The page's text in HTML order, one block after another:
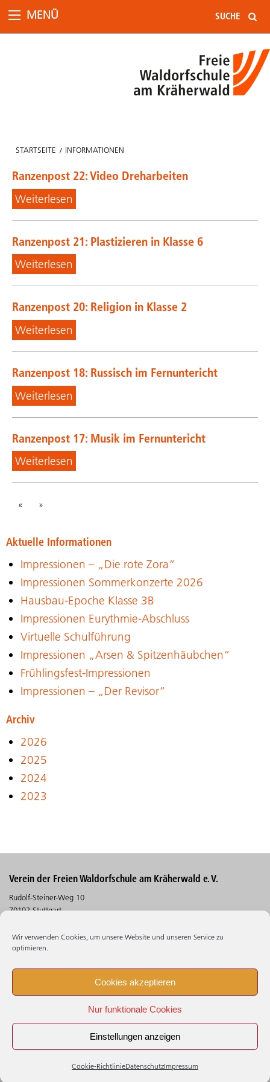
Wir verwenden Cookies, um unsere Website und unseren Service zu
optimieren.
Cookies akzeptieren
Nur funktionale Cookies
Einstellungen anzeigen
Cookie-RichtlinieDatenschutzImpressum
MENÜ
STARTSEITE INFORMATIONEN
Ranzenpost 22: Video Dreharbeiten
Weiterlesen
Ranzenpost 21: Plastizieren in Klasse 6
Weiterlesen
Ranzenpost 20: Religion in Klasse 2
Weiterlesen
Ranzenpost 18: Russisch im Fernuntericht
Weiterlesen
Ranzenpost 17: Musik im Fernuntericht
Weiterlesen
« »
Aktuelle Informationen
Impressionen – „Die rote Zora“
Impressionen Sommerkonzerte 2026
Hausbau-Epoche Klasse 3B
Impressionen Eurythmie-Abschluss
Virtuelle Schulführung
Impressionen „Arsen & Spitzenhäubchen“
Frühlingsfest-Impressionen
Impressionen – „Der Revisor“
Archiv
2026
2025
2024
2023
Verein der Freien Waldorfschule am Kräherwald e. V.
Rudolf-Steiner-Weg 10
70192 Stuttgart
Telefon (0711) 30 5 30 - 530
Telefax (0711) 30 5 30 - 106
Datenschutz
Cookie - Richtlinie (EU)